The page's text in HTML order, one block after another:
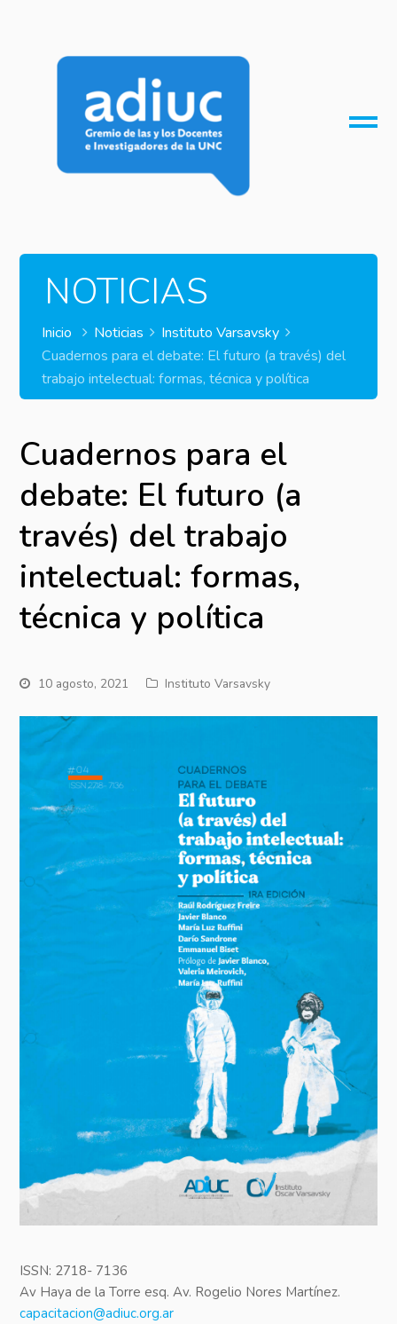
NOTICIAS
Inicio Noticias
Instituto Varsavsky
Cuadernos para el debate: El futuro (a través) del
trabajo intelectual: formas, técnica y política
Cuadernos para el
debate: El futuro (a
través) del trabajo
intelectual: formas,
técnica y política
10 agosto, 2021 Instituto Varsavsky
ISSN: 2718- 7136
Av Haya de la Torre esq. Av. Rogelio Nores Martínez.
capacitacion@adiuc.org.ar